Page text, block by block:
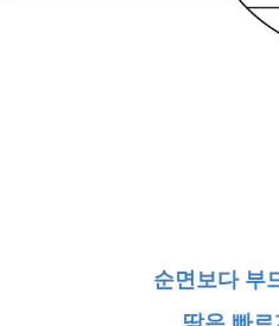
순면보다 부